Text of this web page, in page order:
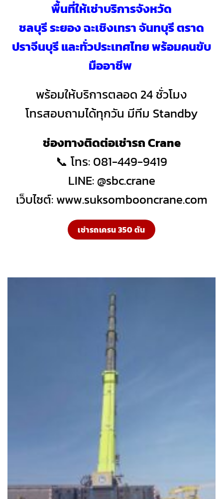
พื้นที่ให้เช่าบริการจังหวัด
ชลบุรี ระยอง ฉะเชิงเทรา จันทบุรี ตราด
ปราจีนบุรี และทั่วประเทศไทย พร้อมคนขับ
มืออาชีพ
พร้อมให้บริการตลอด 24 ชั่วโมง
โทรสอบถามได้ทุกวัน มีทีม Standby
ช่องทางติดต่อเช่ารถ Crane
📞 โทร: 081-449-9419
LINE: @sbc.crane
เว็บไซต์: www.suksombooncrane.com
เช่ารถเครน 350 ตัน